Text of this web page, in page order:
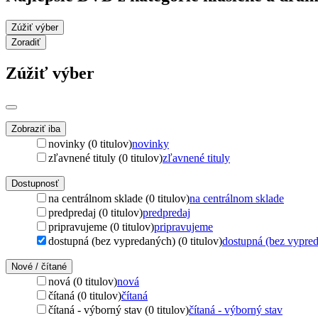
Zúžiť výber
Zoradiť
Zúžiť výber
Zobraziť iba
novinky (0 titulov)novinky
zľavnené tituly (0 titulov)zľavnené tituly
Dostupnosť
na centrálnom sklade (0 titulov)na centrálnom sklade
predpredaj (0 titulov)predpredaj
pripravujeme (0 titulov)pripravujeme
dostupná (bez vypredaných) (0 titulov)dostupná (bez
Nové / čítané
nová (0 titulov)nová
čítaná (0 titulov)čítaná
čítaná - výborný stav (0 titulov)čítaná - výborný stav